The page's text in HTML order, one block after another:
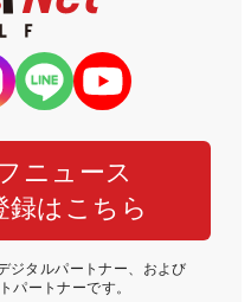
ニュース
録はこちら
ジタルパートナー、および
パートナーです。